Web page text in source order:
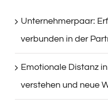
Unternehmerpaar:
verbunden in der
Emotionale Distanz
verstehen und neue